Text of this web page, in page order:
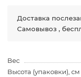
Доставка
Самовывоз ,
Вес
Высота (упаковки), см